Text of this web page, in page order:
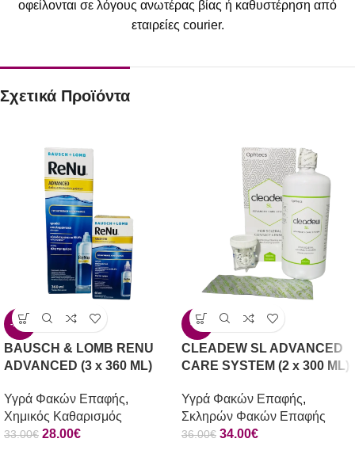
οφείλονται σε λόγους ανωτέρας βίας ή καθυστέρηση από
εταιρείες courier.
Σχετικά Προϊόντα
-15%
BAUSCH & LOMB RENU
ADVANCED (3 x 360 ML)
Υγρά Φακών Επαφής,
Χημικός Καθαρισμός
33.00€ 28.00€
-6%
CLEADEW SL ADVANCED
CARE SYSTEM (2 x 300 ML)
Υγρά Φακών Επαφής,
Σκληρών Φακών Επαφής
36.00€ 34.00€